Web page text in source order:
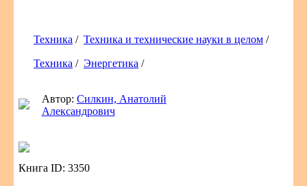
Техника / Техника и технические науки в целом /
Техника / Энергетика /
Автор: Силкин, Анатолий
Александрович
Книга ID: 3350